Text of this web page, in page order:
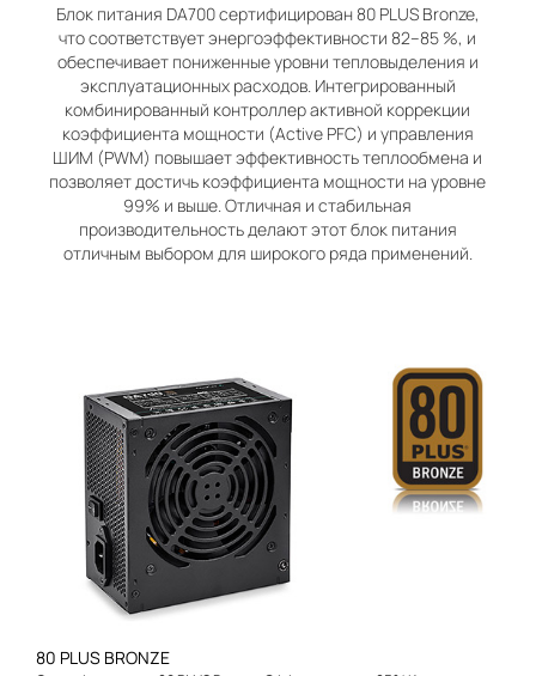
Блок питания DA700 cертифицирован 80 PLUS Bronze,
что соответствует энергоэффективности 82–85 %, и
обеспечивает пониженные уровни тепловыделения и
эксплуатационных расходов. Интегрированный
комбинированный контроллер активной коррекции
коэффициента мощности (Active PFC) и управления
ШИМ (PWM) повышает эффективность теплообмена и
позволяет достичь коэффициента мощности на уровне
99% и выше. Отличная и стабильная
производительность делают этот блок питания
отличным выбором для широкого ряда применений.
80 PLUS BRONZE